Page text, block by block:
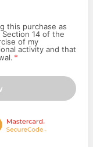
this purchase as
14 of the
of my
activity and that
*